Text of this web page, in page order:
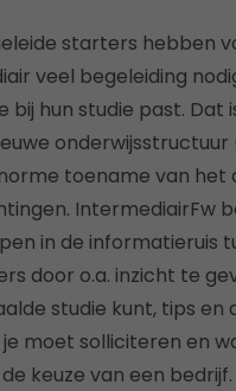
starters hebben
veel begeleiding
bij hun studie past. Dat
onderwijsstructuur
toename van het
IntermediairFw
in de informatieruis
door o.a. inzicht te
studie kunt, tips en
moet solliciteren en
keuze van een bedrijf.